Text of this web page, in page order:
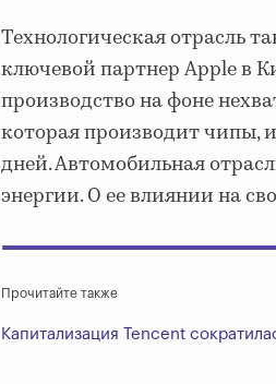
Технологическая отрасль
ключевой партнер Apple в
производство на фоне
которая производит чипы,
дней. Автомобильная
энергии. О ее влиянии на
Прочитайте также
Капитализация Tencent